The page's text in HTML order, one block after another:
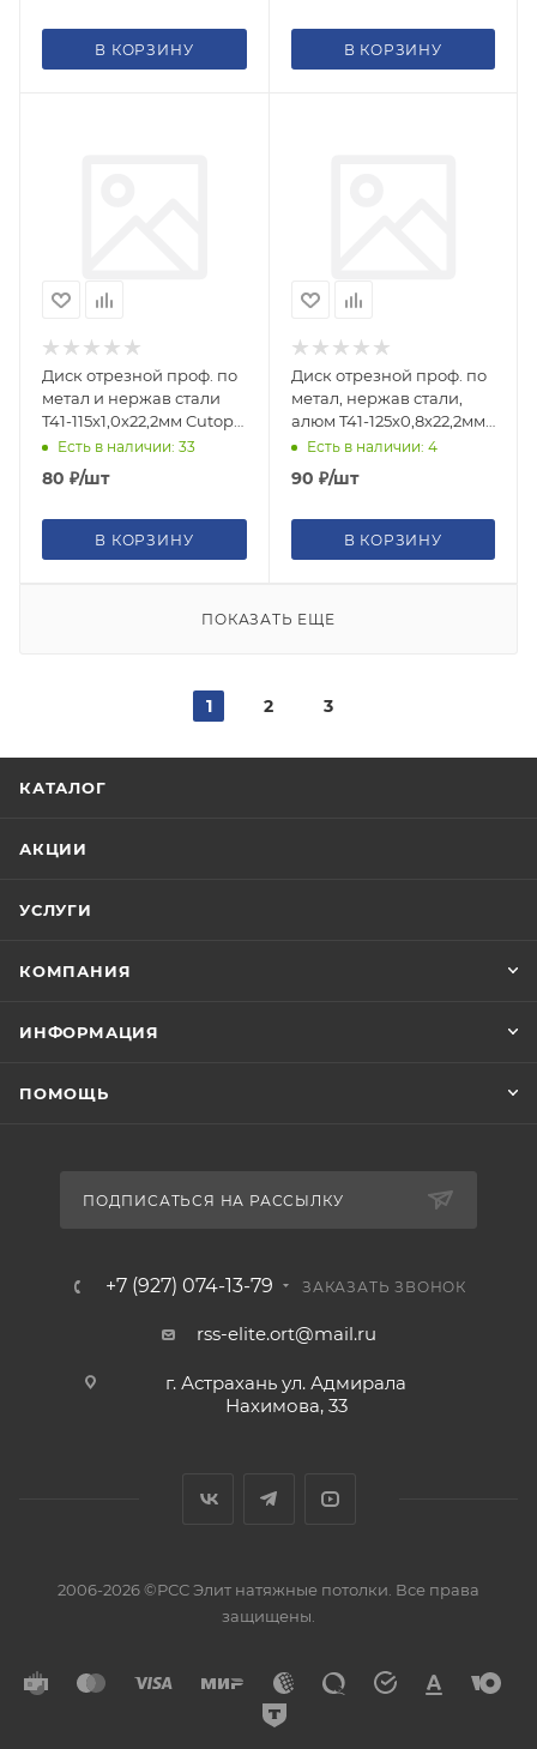
В КОРЗИНУ В КОРЗИНУ
Диск отрезной проф. по
метал и нержав стали
T41-115х1,0х22,2мм Cutop
ProfiЕсть в наличии: 33
80 ₽/шт
В КОРЗИНУ
Диск отрезной проф. по
метал, нержав стали,
алюм T41-125х0,8х22,2мм
Cutop Special
Есть в наличии: 4
90 ₽/шт
В КОРЗИНУ
ПОКАЗАТЬ ЕЩЕ
1 2 3
КАТАЛОГ
АКЦИИ
УСЛУГИ
КОМПАНИЯ
ИНФОРМАЦИЯ
ПОМОЩЬ
ПОДПИСАТЬСЯ НА РАССЫЛКУ
+7 (927) 074-13-79 ЗАКАЗАТЬ ЗВОНОК
rss-elite.ort@mail.ru
г. Астрахань ул. Адмирала
Нахимова, 33
2006-2026 ©РСС Элит натяжные потолки. Все права
защищены.